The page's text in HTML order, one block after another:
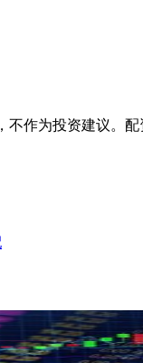
作为投资建议。配